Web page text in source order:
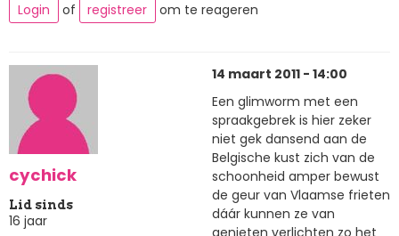
Login of registreer om te reageren
cychick
Lid sinds
16 jaar
14 maart 2011 - 14:00
Een glimworm met een
spraakgebrek is hier zeker
niet gek dansend aan de
Belgische kust zich van de
schoonheid amper bewust
de geur van Vlaamse frieten
dáár kunnen ze van